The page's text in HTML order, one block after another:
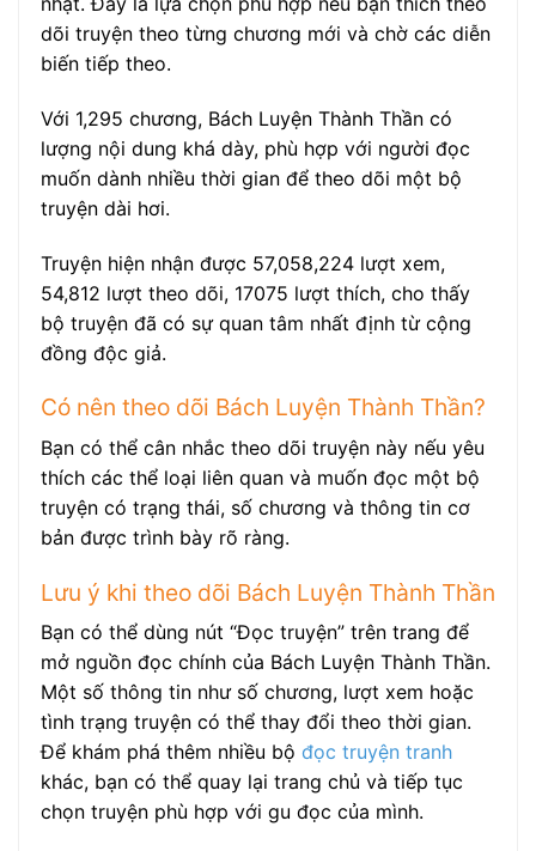
dõi truyện theo từng chương mới và chờ các diễn
biến tiếp theo.
Với 1,295 chương, Bách Luyện Thành Thần có
lượng nội dung khá dày, phù hợp với người đọc
muốn dành nhiều thời gian để theo dõi một bộ
truyện dài hơi.
Truyện hiện nhận được 57,058,224 lượt xem,
54,812 lượt theo dõi, 17075 lượt thích, cho thấy
bộ truyện đã có sự quan tâm nhất định từ cộng
đồng độc giả.
Có nên theo dõi Bách Luyện Thành Thần?
Bạn có thể cân nhắc theo dõi truyện này nếu yêu
thích các thể loại liên quan và muốn đọc một bộ
truyện có trạng thái, số chương và thông tin cơ
bản được trình bày rõ ràng.
Lưu ý khi theo dõi Bách Luyện Thành Thần
Bạn có thể dùng nút “Đọc truyện” trên trang để
mở nguồn đọc chính của Bách Luyện Thành Thần.
Một số thông tin như số chương, lượt xem hoặc
tình trạng truyện có thể thay đổi theo thời gian.
Để khám phá thêm nhiều bộ đọc truyện tranh
khác, bạn có thể quay lại trang chủ và tiếp tục
chọn truyện phù hợp với gu đọc của mình.